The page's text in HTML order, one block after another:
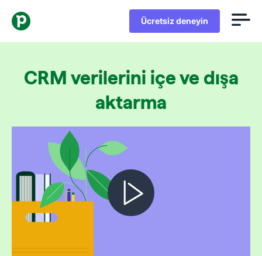
Ücretsiz deneyin
CRM verilerini içe ve dışa
aktarma